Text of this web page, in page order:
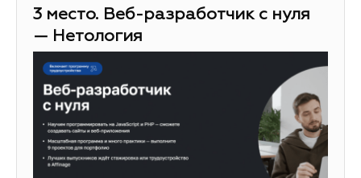
3 место. Веб-разработчик с нуля
— Нетология